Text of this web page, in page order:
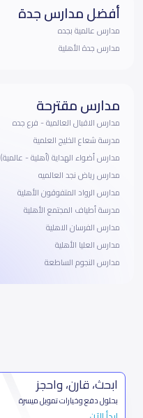
أفضل مدارس جدة
مدارس عالمية بجده
مدارس جدة الأهلية
مدارس مقترحة
مدارس الاقبال العالمية - فرع جده
مدرسة شعاع الخليج العلمية
مدارس أضواء الهداية (أهلية - عالمية)
مدارس رياض نجد العالميه
مدارس الرواد المتفوقون الأهلية
مدرسة أطياف المجتمع الأهلية
مدارس الفرسان الاهلية
مدارس العليا الأهلية
مدارس النجوم الساطعة
ابحث، قارن، واحجز
بحلول دفع وخيارات تمويل ميسرة